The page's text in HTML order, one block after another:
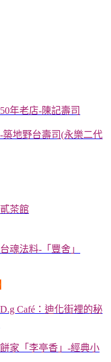
50年老店-陳記壽司
築地野台壽司(永樂二代
茶館
魂法料- 「豐舍」
D.g Café ：迪化街裡的秘
家「李亭香」-經典小